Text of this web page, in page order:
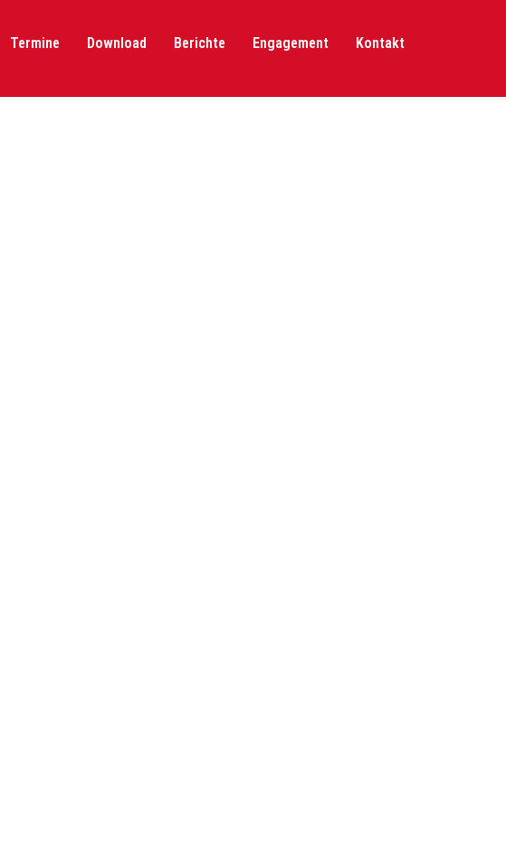
Termine Download Berichte Engagement Kontakt